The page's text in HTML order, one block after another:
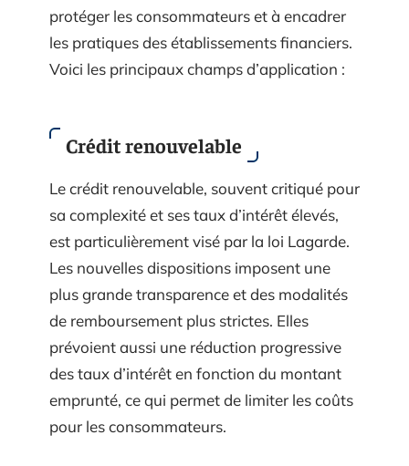
protéger les consommateurs et à encadrer
les pratiques des établissements financiers.
Voici les principaux champs d’application :
Crédit renouvelable
Le crédit renouvelable, souvent critiqué pour
sa complexité et ses taux d’intérêt élevés,
est particulièrement visé par la loi Lagarde.
Les nouvelles dispositions imposent une
plus grande transparence et des modalités
de remboursement plus strictes. Elles
prévoient aussi une réduction progressive
des taux d’intérêt en fonction du montant
emprunté, ce qui permet de limiter les coûts
pour les consommateurs.